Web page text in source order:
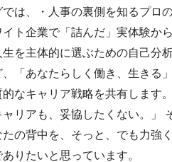
では、 ​・人事の裏側を知るプロの
イト企業で「詰んだ」実体験から
生を主体的に選ぶための自己分
、「あなたらしく働き、生きる
的なキャリア戦略を共有します
ャリアも、妥協したくない。」
たの背中を、そっと、でも力強
りたいと思っています。